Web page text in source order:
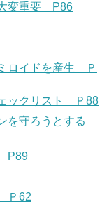
変重要 P86
ロイドを産生 Ｐ
ックリスト Ｐ88
を守ろうとする
P89
Ｐ62